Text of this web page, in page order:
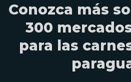
Conozca más
300
para las